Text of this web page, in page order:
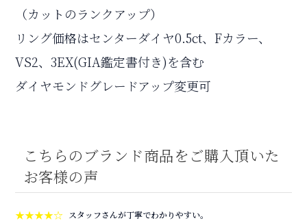
（カットのランクアップ）
リング価格はセンターダイヤ0.5ct、Fカラー、
VS2、3EX(GIA鑑定書付き)を含む
ダイヤモンドグレードアップ変更可
こちらのブランド商品をご購入頂いた
お客様の声
★★★★☆ スタッフさんが丁寧でわかりやすい。